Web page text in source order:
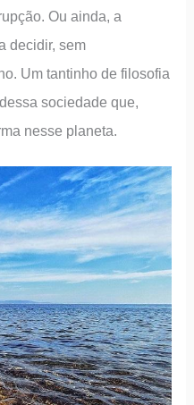
Ou ainda, a
decidir, sem
Um tantinho de filosofia
sociedade que,
nesse planeta.